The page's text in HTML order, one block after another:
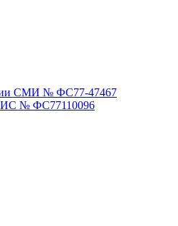
СМИ № ФС77-47467
№ ФС77110096